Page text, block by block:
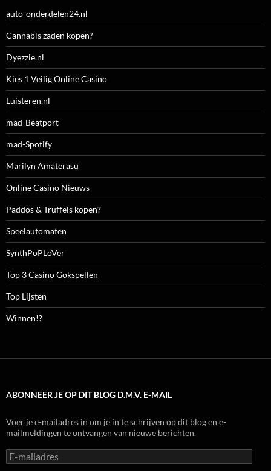
auto-onderdelen24.nl
Cannabis zaden kopen?
Dyezzie.nl
Kies 1 Veilig Online Casino
Luisteren.nl
mad-Beatport
mad-Spotify
Marilyn Amaterasu
Online Casino Nieuws
Paddos & Truffels kopen?
Speelautomaten
SynthPoPLoVer
Top 3 Casino Gokspellen
Top Lijsten
Winnen!?
ABONNEER JE OP DIT BLOG D.M.V. E-MAIL
Voer je e-mailadres in om je in te schrijven op dit blog en e-
mailmeldingen te ontvangen van nieuwe berichten.
E-
mailadres